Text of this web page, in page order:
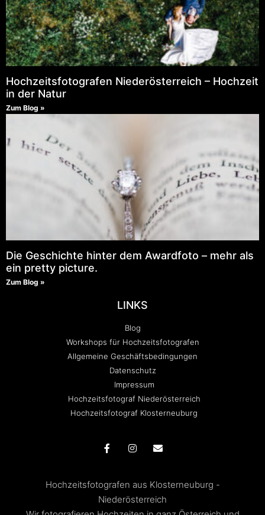
Hochzeitsfotografen Niederösterreich – Hochzeit
in der Natur
Zum Blog »
Die Geschichte hinter dem Awardfoto – mehr als
ein pretty picture.
Zum Blog »
LINKS
Blog
Workshops für Hochzeitsfotografen
Allgemeine Geschäftsbedingungen
Datenschutz
Impressum
Hochzeitsfotograf Niederösterreich
Hochzeitsfotograf Klosterneuburg
Hochzeitsfotografen aus Klosterneuburg -
Niederösterreich